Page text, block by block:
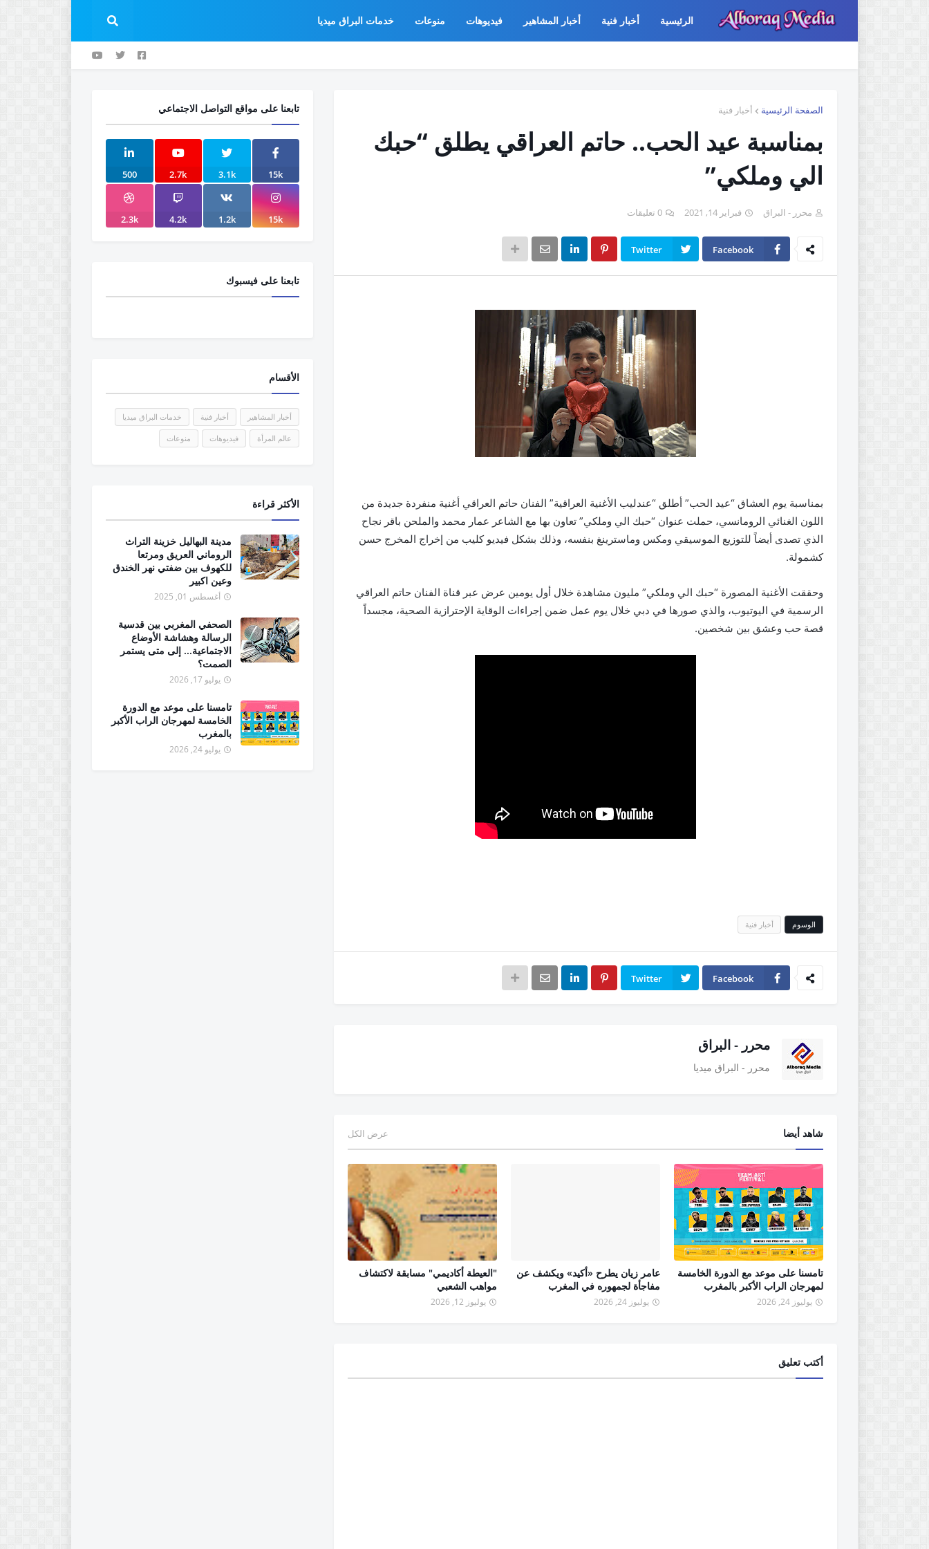
الرئيسية أخبار فنية أخبار المشاهير فيديوهات منوعات خدمات البراق ميديا
الصفحة الرئيسية أخبار فنية
بمناسبة عيد الحب.. حاتم العراقي يطلق “حبك
الي وملكي”
محرر - البراق فبراير 14, 2021 0 تعليقات
Facebook
Twitter
بمناسبة يوم العشاق “عيد الحب” أطلق “عندليب الأغنية العراقية” الفنان حاتم العراقي أغنية منفردة جديدة من
اللون الغنائي الرومانسي، حملت عنوان “حبك الي وملكي” تعاون بها مع الشاعر عمار محمد والملحن باقر نجاح
الذي تصدى أيضاً للتوزيع الموسيقي ومكس وماسترينغ بنفسه، وذلك بشكل فيديو كليب من إخراج المخرج حسن
كشمولة.
وحققت الأغنية المصورة “حبك الي وملكي” مليون مشاهدة خلال أول يومين عرض عبر قناة الفنان حاتم العراقي
الرسمية في اليوتيوب، والذي صورها في دبي خلال يوم عمل ضمن إجراءات الوقاية الإحترازية الصحية، مجسداً
قصة حب وعشق بين شخصين.
الوسوم أخبار فنية
Facebook
Twitter
محرر - البراق
محرر - البراق ميديا
شاهد أيضا عرض الكل
تامسنا على موعد مع الدورة الخامسة
لمهرجان الراب الأكبر بالمغرب
يوليوز 24, 2026
عامر زيان يطرح «أكيد» ويكشف عن
مفاجأة لجمهوره في المغرب
يوليوز 24, 2026
"العيطة أكاديمي" مسابقة لاكتشاف
مواهب الشعبي
يوليوز 12, 2026
أكتب تعليق
تابعنا على مواقع التواصل الاجتماعي
15k
3.1k
2.7k
500
15k
1.2k
4.2k
2.3k
تابعنا على فيسبوك
الأقسام
أخبار المشاهير أخبار فنية خدمات البراق ميديا
عالم المرأة فيديوهات منوعات
الأكثر قراءة
مدينة البهاليل خزينة التراث
الروماني العريق ومرتعا
للكهوف بين ضفتي نهر الخندق
وعين اكبير
أغسطس 01, 2025
الصحفي المغربي بين قدسية
الرسالة وهشاشة الأوضاع
الاجتماعية... إلى متى يستمر
الصمت؟
يوليو 17, 2026
تامسنا على موعد مع الدورة
الخامسة لمهرجان الراب الأكبر
بالمغرب
يوليو 24, 2026